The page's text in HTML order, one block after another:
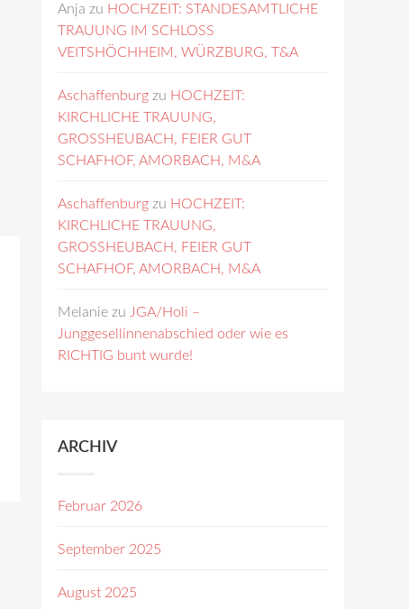
Anja zu HOCHZEIT: STANDESAMTLICHE
TRAUUNG IM SCHLOSS
VEITSHÖCHHEIM, WÜRZBURG, T&A
Aschaffenburg zu HOCHZEIT:
KIRCHLICHE TRAUUNG,
GROSSHEUBACH, FEIER GUT
SCHAFHOF, AMORBACH, M&A
Aschaffenburg zu HOCHZEIT:
KIRCHLICHE TRAUUNG,
GROSSHEUBACH, FEIER GUT
SCHAFHOF, AMORBACH, M&A
Melanie zu JGA/Holi –
Junggesellinnenabschied oder wie es
RICHTIG bunt wurde!
ARCHIV
Februar 2026
September 2025
August 2025